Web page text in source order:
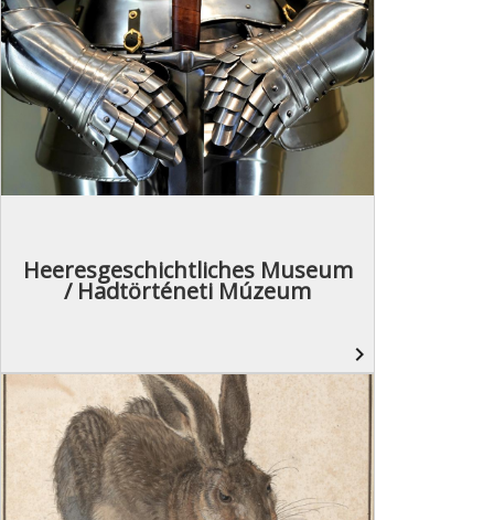
Heeresgeschichtliches Museum
/ Hadtörténeti Múzeum
navigate_next